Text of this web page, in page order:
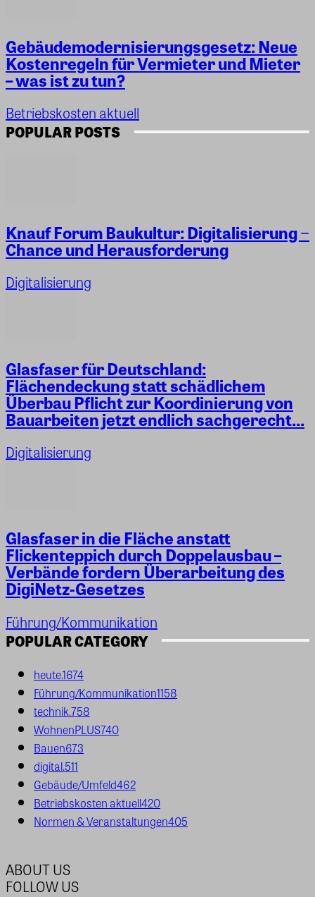
Gebäudemodernisierungsgesetz: Neue
Kostenregeln für Vermieter und Mieter
– was ist zu tun?
Betriebskosten aktuell
POPULAR POSTS
Knauf Forum Baukultur: Digitalisierung −
Chance und Herausforderung
Digitalisierung
Glasfaser für Deutschland:
Flächendeckung statt schädlichem
Überbau Pflicht zur Koordinierung von
Bauarbeiten jetzt endlich sachgerecht...
Digitalisierung
Glasfaser in die Fläche anstatt
Flickenteppich durch Doppelausbau –
Verbände fordern Überarbeitung des
DigiNetz-Gesetzes
Führung/Kommunikation
POPULAR CATEGORY
heute.1674
Führung/Kommunikation1158
technik.758
WohnenPLUS740
Bauen673
digital.511
Gebäude/Umfeld462
Betriebskosten aktuell420
Normen & Veranstaltungen405
ABOUT US
FOLLOW US